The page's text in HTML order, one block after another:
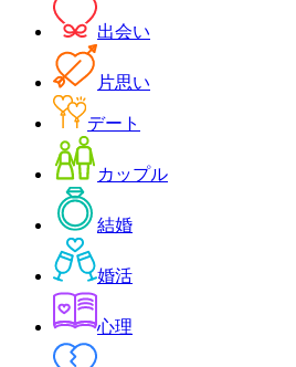
出会い
片思い
デート
カップル
結婚
婚活
心理